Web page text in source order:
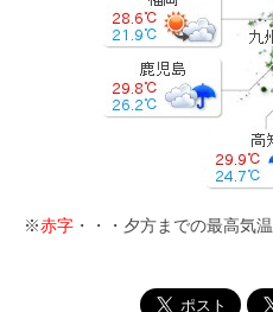
※赤字 ・・・夕方までの最高気温